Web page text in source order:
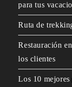
para tus
Ruta de
Restauración
los clientes
Los 10 mejores